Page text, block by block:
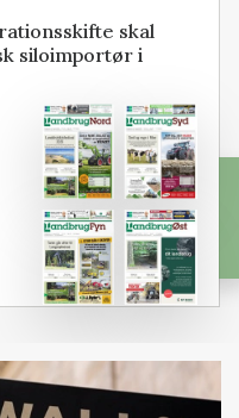
skal
siloimportør i